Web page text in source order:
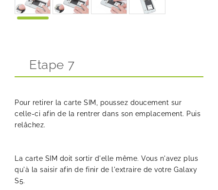
Etape 7
Pour retirer la carte SIM, poussez doucement sur
celle-ci afin de la rentrer dans son emplacement. Puis
relâchez.
La carte SIM doit sortir d'elle même. Vous n'avez plus
qu'à la saisir afin de finir de l'extraire de votre Galaxy
S5.